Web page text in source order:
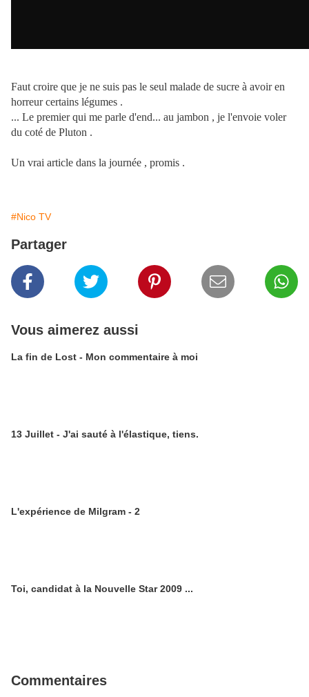
Faut croire que je ne suis pas le seul malade de sucre à avoir en
horreur certains légumes .
... Le premier qui me parle d'end... au jambon , je l'envoie voler
du coté de Pluton .
Un vrai article dans la journée , promis .
#Nico TV
Partager
Vous aimerez aussi
La fin de Lost - Mon commentaire à moi
13 Juillet - J'ai sauté à l'élastique, tiens.
L'expérience de Milgram - 2
Toi, candidat à la Nouvelle Star 2009 ...
Commentaires